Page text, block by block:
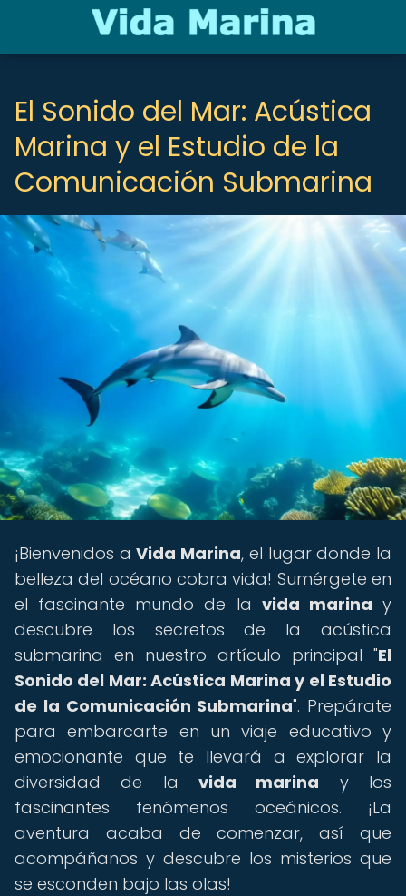
El Sonido del Mar: Acústica
Marina y el Estudio de la
Comunicación Submarina
¡Bienvenidos aVida Marina, el lugar donde la
belleza del océano cobra vida! Sumérgete en
el fascinante mundo de la vida marina y
descubre los secretos de la acústica
submarina en nuestro artículo principal "El
Sonido del Mar: Acústica Marina y el Estudio
de la Comunicación Submarina". Prepárate
para embarcarte en un viaje educativo y
emocionante que te llevará a explorar la
diversidad de la vida marina y los
fascinantes fenómenos oceánicos. ¡La
aventura acaba de comenzar, así que
acompáñanos y descubre los misterios que
se esconden bajo las olas!